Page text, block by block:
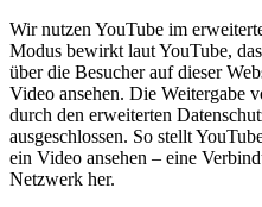
Wir nutzen YouTube im
Modus bewirkt laut YouTube,
über die Besucher auf dieser
Video ansehen. Die Weitergabe
durch den erweiterten
ausgeschlossen. So stellt
ein Video ansehen – eine
Netzwerk her.